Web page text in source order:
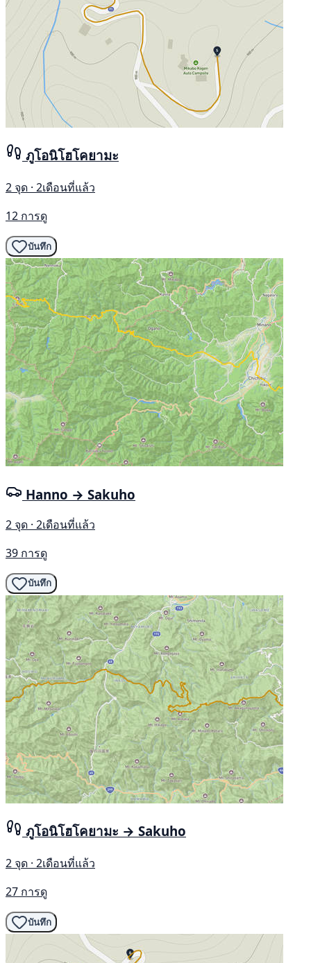
ภูโอนิโฮโคยามะ
2 จุด · 2เดือนที่แล้ว
12 การดู
บันทึก
Hanno → Sakuho
2 จุด · 2เดือนที่แล้ว
39 การดู
บันทึก
ภูโอนิโฮโคยามะ → Sakuho
2 จุด · 2เดือนที่แล้ว
27 การดู
บันทึก